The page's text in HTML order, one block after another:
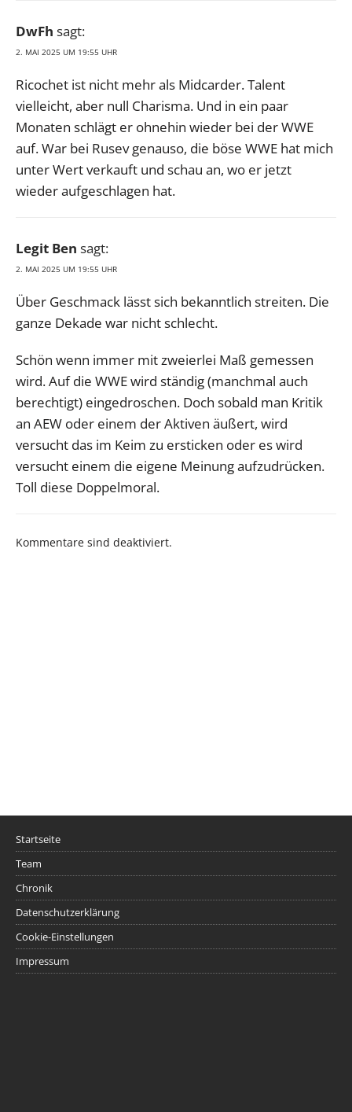
DwFh sagt:
2. MAI 2025 UM 19:55 UHR
Ricochet ist nicht mehr als Midcarder. Talent
vielleicht, aber null Charisma. Und in ein paar
Monaten schlägt er ohnehin wieder bei der WWE
auf. War bei Rusev genauso, die böse WWE hat mich
unter Wert verkauft und schau an, wo er jetzt
wieder aufgeschlagen hat.
Legit Ben sagt:
2. MAI 2025 UM 19:55 UHR
Über Geschmack lässt sich bekanntlich streiten. Die
ganze Dekade war nicht schlecht.
Schön wenn immer mit zweierlei Maß gemessen
wird. Auf die WWE wird ständig (manchmal auch
berechtigt) eingedroschen. Doch sobald man Kritik
an AEW oder einem der Aktiven äußert, wird
versucht das im Keim zu ersticken oder es wird
versucht einem die eigene Meinung aufzudrücken.
Toll diese Doppelmoral.
Kommentare sind deaktiviert.
Startseite
Team
Chronik
Datenschutzerklärung
Cookie-Einstellungen
Impressum